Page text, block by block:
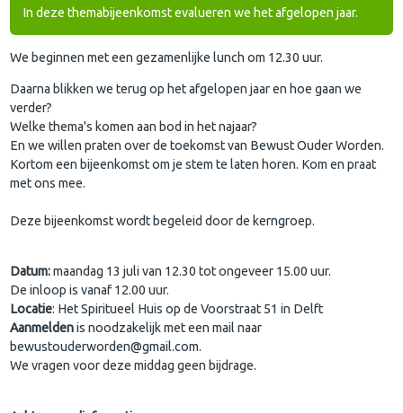
In deze themabijeenkomst evalueren we het afgelopen jaar.
We beginnen met een gezamenlijke lunch om 12.30 uur.
Daarna blikken we terug op het afgelopen jaar en hoe gaan we
verder?
Welke thema's komen aan bod in het najaar?
En we willen praten over de toekomst van Bewust Ouder Worden.
Kortom een bijeenkomst om je stem te laten horen. Kom en praat
met ons mee.
Deze bijeenkomst wordt begeleid door de kerngroep.
Datum:maandag 13 juli van 12.30 tot ongeveer 15.00 uur.
De inloop is vanaf 12.00 uur.
Locatie: Het Spiritueel Huis op de Voorstraat 51 in Delft
Aanmeldenis noodzakelijk met een mail naar
bewustouderworden@gmail.com.
We vragen voor deze middag geen bijdrage.